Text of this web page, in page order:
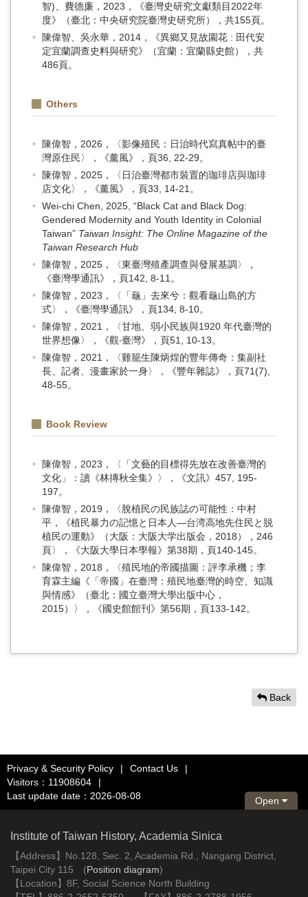
智)、費德廉，2023，《臺灣史研究文獻類目2022年
度》（臺北：中央研究院臺灣史研究所），共155頁。
陳偉智、吳永華，2014，《異鄉又見故園花 : 田代安
定宜蘭調查史料與研究》（宜蘭：宜蘭縣史館），共
486頁。
Others
陳偉智，2026，〈影像殖民：日治時代寫真帖中的臺
灣原住民〉，《薰風》，頁36, 22-29。
陳偉智，2025，〈日治臺灣都市裝置的珈琲店與珈琲
店文化〉，《薰風》，頁33, 14-21。
Wei-chi Chen, 2025, “Black Cat and Black Dog:
Gendered Modernity and Youth Identity in Colonial
Taiwan” Taiwan Insight: The Online Magazine of the
Taiwan Research Hub
陳偉智，2025，〈東臺灣殖產調查與發展基調〉，
《臺灣學通訊》，頁142, 8-11。
陳偉智，2023，〈「龜」去來兮：觀看龜山島的方
式〉，《臺灣學通訊》，頁134, 8-10。
陳偉智，2021，〈甘地、弱小民族與1920 年代臺灣的
世界想像〉，《觀‧臺灣》，頁51, 10-13。
陳偉智，2021，〈雞籠生陳炳煌的豐年傳奇：集副社
長、記者、漫畫家於一身〉，《豐年雜誌》，頁71(7),
48-55。
Book Review
陳偉智，2023，〈「文藝的目標得先放在改善臺灣的
文化」：讀《林摶秋全集》〉，《文訊》457, 195-
197。
陳偉智，2019，〈脫植民の民族誌の可能性：中村
平，《植民暴力の記憶と日本人―台湾高地先住民と脱
植民の運動》（大阪：大阪大学出版会，2018），246
頁〉，《大阪大學日本學報》第38期，頁140-145。
陳偉智，2018，〈殖民地的帝國描圖：評李承機；李
育霖主編《「帝國」在臺灣：殖民地臺灣的時空、知識
與情感》（臺北：國立臺灣大學出版中心，
2015）〉，《國史館館刊》第56期，頁133-142。
Back
Privacy & Security Policy | Contact Us
|
Visitors：11908604
|
Last update date：2026-08-08
Open
Institute of Taiwan History, Academia Sinica
【Address】No.128, Sec. 2, Academia Rd., Nangang District,
Taipei City 115 (Position diagram)
【Location】8F, Social Science North Building